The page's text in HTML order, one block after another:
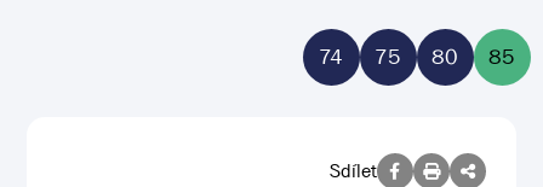
74 75 80 85
Sdílet